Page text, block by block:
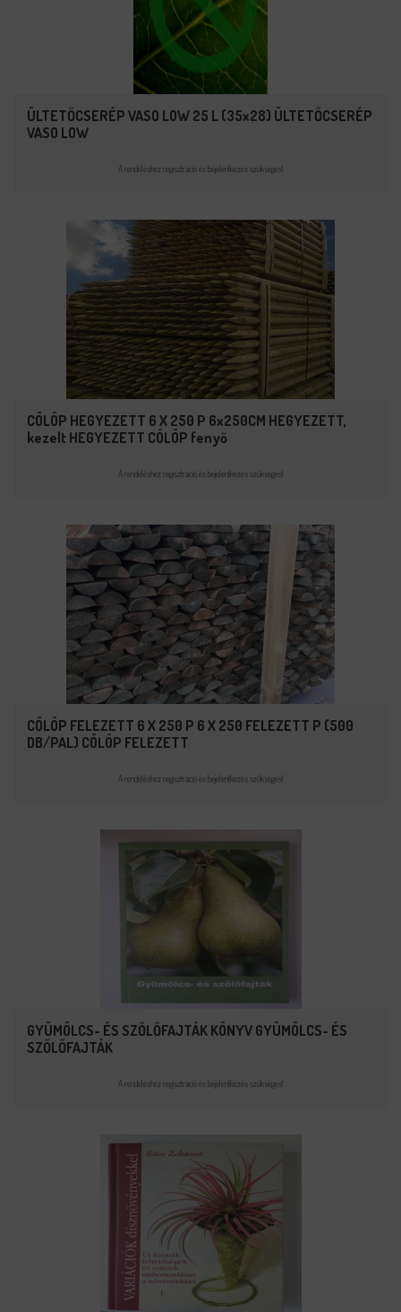
ÜLTETŐCSERÉP VASO LOW 25 L (35x28) ÜLTETŐCSERÉP
VASO LOW
A rendeléshez regisztráció és bejelentkezés szükséges!
CÖLÖP HEGYEZETT 6 X 250 P 6x250CM HEGYEZETT,
kezelt HEGYEZETT CÖLÖP fenyő
A rendeléshez regisztráció és bejelentkezés szükséges!
CÖLÖP FELEZETT 6 X 250 P 6 X 250 FELEZETT P (500
DB/PAL) CÖLÖP FELEZETT
A rendeléshez regisztráció és bejelentkezés szükséges!
GYÜMÖLCS- ÉS SZŐLŐFAJTÁK KÖNYV GYÜMÖLCS- ÉS
SZŐLŐFAJTÁK
A rendeléshez regisztráció és bejelentkezés szükséges!